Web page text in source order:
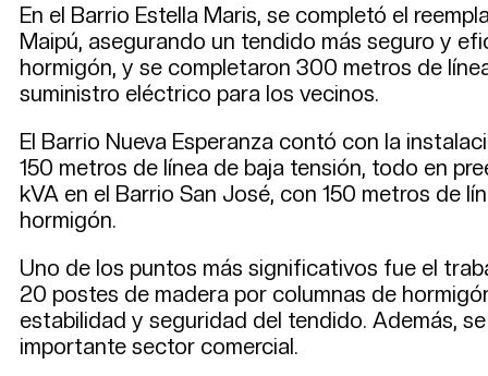
En el Barrio Estella Maris, se completó el
Maipú, asegurando un tendido más seguro y
hormigón, y se completaron 300 metros de
suministro eléctrico para los vecinos.
El Barrio Nueva Esperanza contó con la
150 metros de línea de baja tensión, todo en
kVA en el Barrio San José, con 150 metros de
hormigón.
Uno de los puntos más significativos fue el
20 postes de madera por columnas de
estabilidad y seguridad del tendido. Además,
importante sector comercial.